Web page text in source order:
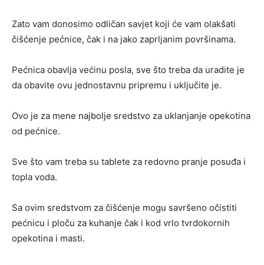
Zato vam donosimo odličan savjet koji će vam olakšati
čišćenje pećnice, čak i na jako zaprljanim površinama.
Pećnica obavlja većinu posla, sve što treba da uradite je
da obavite ovu jednostavnu pripremu i uključite je.
Ovo je za mene najbolje sredstvo za uklanjanje opekotina
od pećnice.
Sve što vam treba su tablete za redovno pranje posuđa i
topla voda.
Sa ovim sredstvom za čišćenje mogu savršeno očistiti
pećnicu i ploču za kuhanje čak i kod vrlo tvrdokornih
opekotina i masti.